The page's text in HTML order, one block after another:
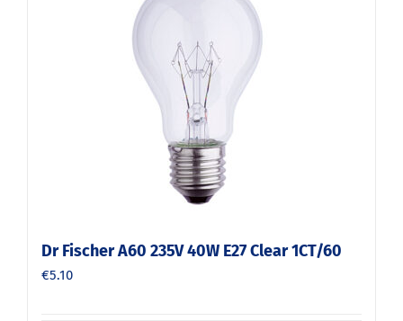
Dr Fischer A60 235V 40W E27 Clear 1CT/60
€5.10